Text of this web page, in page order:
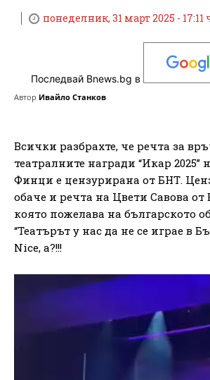
понеделник, 31 март 2025 - 17:11
Последвай Bnews.bg в
Автор Ивайло Станков
Всички разбрахте, че речта за
театралните награди “Икар 2025”
Финци е цензурирана от БНТ.
обаче и речта на Цвети Савова от
която пожелава на българското
“Театърът у нас да не се играе в
Nice, а?!!!